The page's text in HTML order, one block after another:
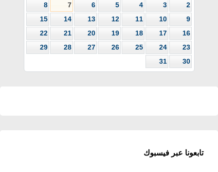
2
3
4
5
6
7
8
9
10
11
12
13
14
15
16
17
18
19
20
21
22
23
24
25
26
27
28
29
30
31
تابعونا عبر فيسبوك